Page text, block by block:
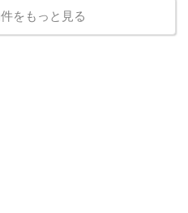
をもっと見る